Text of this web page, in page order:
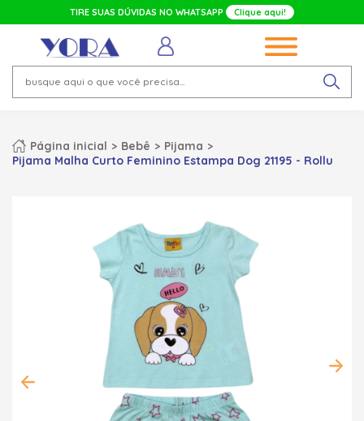
TIRE SUAS DÚVIDAS NO WHATSAPP Clique aqui!
Página inicial Bebê
Pijama
Pijama Malha Curto Feminino Estampa Dog 21195 - Rollu